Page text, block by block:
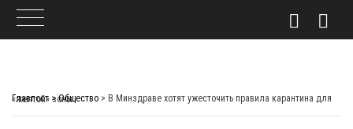
Главпост>Общество >
В Минздраве хотят ужесточить правила карантина для «желтой» зоны